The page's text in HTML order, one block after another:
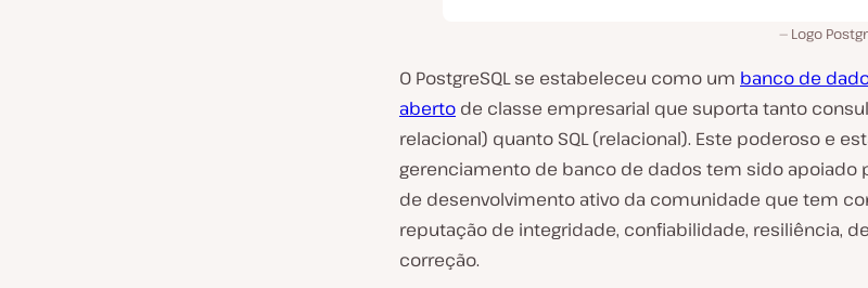
Logo
O PostgreSQL se estabeleceu como um banco de
aberto de classe empresarial que suporta tanto
relacional) quanto SQL (relacional). Este poderoso e
gerenciamento de banco de dados tem sido apoiado
de desenvolvimento ativo da comunidade que tem
reputação de integridade, confiabilidade, resiliência,
correção.